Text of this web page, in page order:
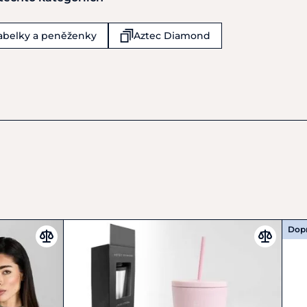
a peněženky Aztec Diamond